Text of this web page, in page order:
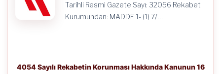
Olmak
Üzere
için
Tarihli Resmi Gazete Sayı: 32056 Rekabet
Kurumundan: MADDE 1- (1) 7/…
4054 Sayılı Rekabetin Korunması Hakkında Kanunun 16